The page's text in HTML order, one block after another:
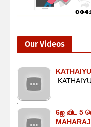
Our Videos
6ஐ விட 5